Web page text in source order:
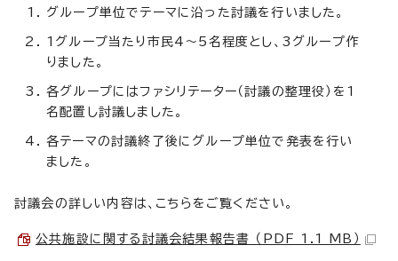
グループ単位でテーマに沿った討議を行いました。
1グループ当たり市民4～5名程度とし、3グループ作
りました。
各グループにはファシリテーター（討議の整理役）を1
名配置し討議しました。
各テーマの討議終了後にグループ単位で発表を行い
ました。
討議会の詳しい内容は、こちらをご覧ください。
公共施設に関する討議会結果報告書 （PDF 1.1 MB）